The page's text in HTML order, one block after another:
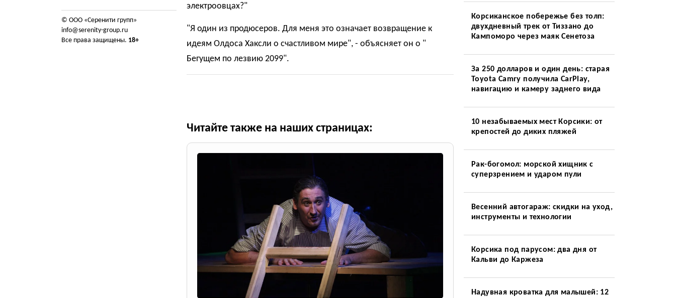
© ООО «Серенити групп»
info@serenity-group.ru
Все права защищены. 18+
электроовцах?"
"Я один из продюсеров. Для меня это означает возвращение к
идеям Олдоса Хаксли о счастливом мире", - объясняет он о "
Бегущем по лезвию 2099".
Читайте также на наших страницах:
Корсиканское побережье без толп:
двухдневный трек от Тиззано до
Кампоморо через маяк Сенетоза
За 250 долларов и один день: старая
Toyota Camry получила CarPlay,
навигацию и камеру заднего вида
10 незабываемых мест Корсики: от
крепостей до диких пляжей
Рак-богомол: морской хищник с
суперзрением и ударом пули
Весенний автогараж: скидки на уход,
инструменты и технологии
Корсика под парусом: два дня от
Кальви до Каржеза
Надувная кроватка для малышей: 12